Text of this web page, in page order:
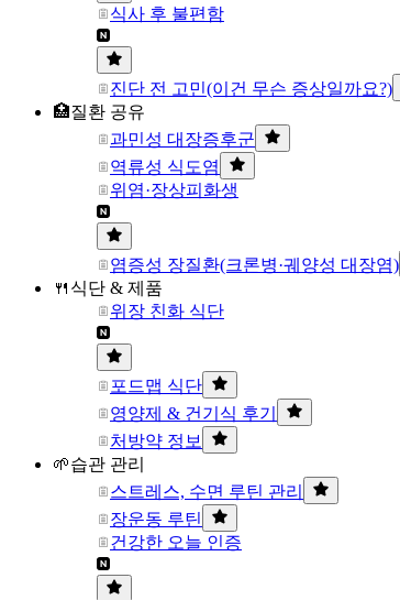
식사 후 불편함
진단 전 고민(이건 무슨 증상일까요?)
🏥질환 공유
과민성 대장증후군
역류성 식도염
위염·장상피화생
염증성 장질환(크론병·궤양성 대장염)
🍴식단 & 제품
위장 친화 식단
포드맵 식단
영양제 & 건기식 후기
처방약 정보
🌱습관 관리
스트레스, 수면 루틴 관리
장운동 루틴
건강한 오늘 인증